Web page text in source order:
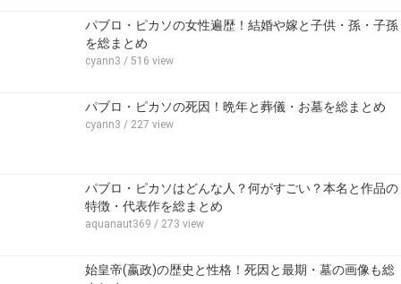
パブロ・ピカソの女性遍歴！結婚や嫁と子供・孫・子孫
を総まとめ
cyann3 / 516 view
パブロ・ピカソの死因！晩年と葬儀・お墓を総まとめ
cyann3 / 227 view
パブロ・ピカソはどんな人？何がすごい？本名と作品の
特徴・代表作を総まとめ
aquanaut369 / 273 view
始皇帝(嬴政)の歴史と性格！死因と最期・墓の画像も総